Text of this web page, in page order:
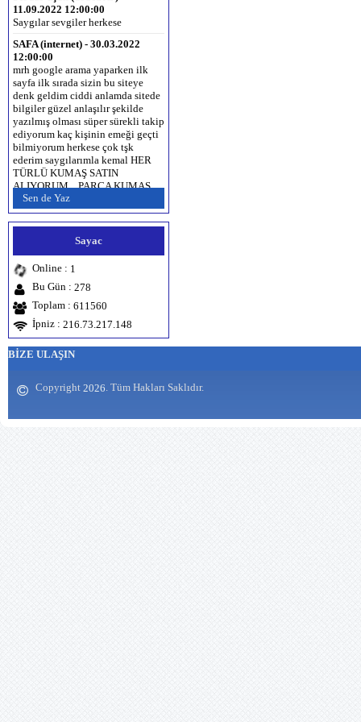
Saygılar sevgiler herkese
12:00:00
mrh google arama yaparken ilk
sayfa ilk sırada sizin bu siteye
denk geldim ciddi anlamda sitede
bilgiler güzel anlaşılır şekilde
yazılmış olması süper sürekli takip
ediyorum kaç kişinin emeği geçti
bilmiyorum herkese çok tşk
ederim saygılarımla kemal HER
TÜRLÜ KUMAŞ SATIN
ALIYORUM... PARÇA KUMAŞ
SATIN ALINIR... İPLİK SATIN
ALINIR... www.kumas.org
www.kumaş.com.tr www.kumaş.net
www.partikumas.com 0536 336 43
Esra erhan (Antalya) -
28.12.2019 12:00:00
Sevdigim cocuk Erzurumlu ne
dediginin anlamina baktim
zhdgshhwbd Erzurum‘a selam
olsun
Hamza Şahin (mardin) -
13.09.2019 12:00:00
emeğinize sağlık
https://www.biberhapistore.com/
Zekeriya SAYAR
Sen de Yaz
Sayac
Online : 1
Bu Gün : 278
Toplam : 611560
İpniz : 216.73.217.148
BİZE ULAŞIN
Copyright 2026 . Tüm Hakları Saklıdır.